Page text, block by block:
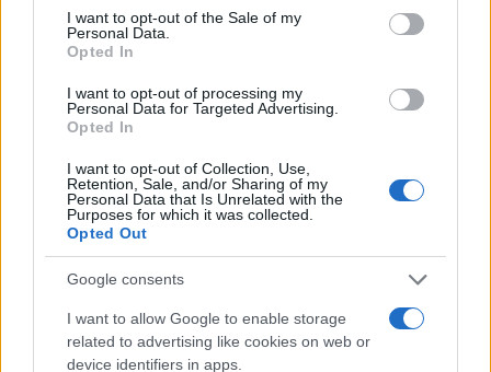
consent section.
I want to opt-out of the Sale of my
Personal Data.
Opted In
I want to opt-out of processing my
Personal Data for Targeted Advertising.
Opted In
I want to opt-out of Collection, Use,
Retention, Sale, and/or Sharing of my
Personal Data that Is Unrelated with the
Purposes for which it was collected.
Opted Out
Google consents
I want to allow Google to enable storage
related to advertising like cookies on web or
device identifiers in apps.
09:0004.06.26
αδέσποτων και την προστασία της υγείας των
ζώων